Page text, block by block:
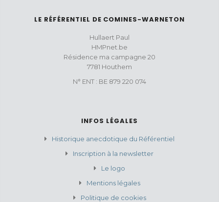
LE RÉFÉRENTIEL DE COMINES-WARNETON
Hullaert Paul
HMPnet.be
Résidence ma campagne 20
7781 Houthem
N° ENT : BE 879 220 074
INFOS LÉGALES
Historique anecdotique du Référentiel
Inscription à la newsletter
Le logo
Mentions légales
Politique de cookies